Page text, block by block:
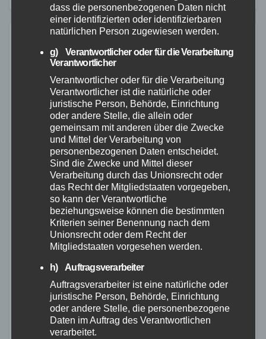
FEUERWEHR NEUWIED POLIZEI VIDEO WESTERWALD
Geldautomatensprengung und
Fahndungsmaßnahmen
23. SEP. 2023
In der frühen Morgenstunden (23.09.2023) wurde die
Polizei über eine Geldautomatensprengung in
dass die personenbezogenen Daten nicht
einer identifizierten oder identifizierbaren
natürlichen Person zugewiesen werden.
g) Verantwortlicher oder für die Verarbeitung
Verantwortlicher
Verantwortlicher oder für die Verarbeitung
Verantwortlicher ist die natürliche oder
juristische Person, Behörde, Einrichtung
oder andere Stelle, die allein oder
gemeinsam mit anderen über die Zwecke
und Mittel der Verarbeitung von
personenbezogenen Daten entscheidet.
Sind die Zwecke und Mittel dieser
Verarbeitung durch das Unionsrecht oder
das Recht der Mitgliedstaaten vorgegeben,
so kann der Verantwortliche
beziehungsweise können die bestimmten
Kriterien seiner Benennung nach dem
Unionsrecht oder dem Recht der
Mitgliedstaaten vorgesehen werden.
h) Auftragsverarbeiter
Auftragsverarbeiter ist eine natürliche oder
juristische Person, Behörde, Einrichtung
oder andere Stelle, die personenbezogene
Daten im Auftrag des Verantwortlichen
verarbeitet.